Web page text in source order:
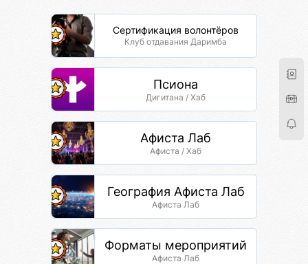
Сертификация волонтёров
Клуб отдавания Даримба
Псиона
Дигитана / Хаб
Афиста Лаб
Афиста / Хаб
География Афиста Лаб
Афиста Лаб
Форматы мероприятий
Афиста Лаб